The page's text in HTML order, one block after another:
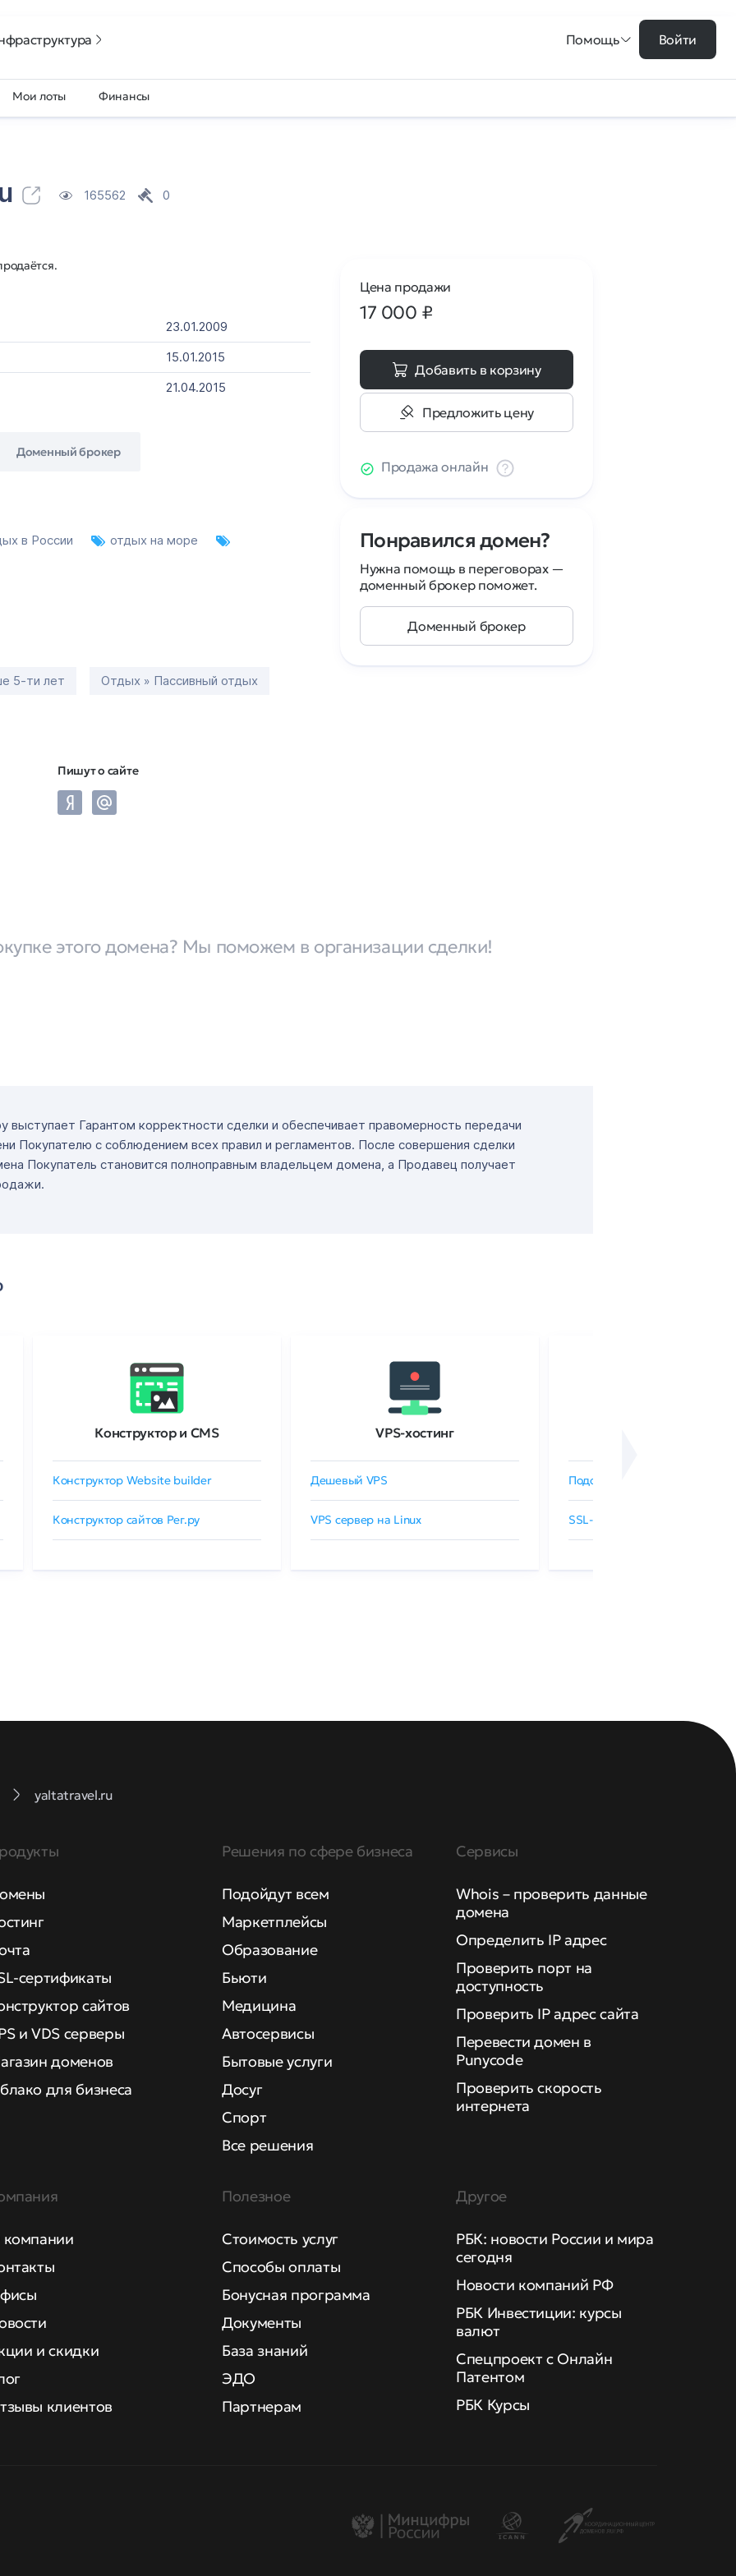
Помощь Войти
Мои лоты Финансы
165562 0
23.01.2009
15.01.2015
21.04.2015
Доменный брокер
в России
отдых на море
5-ти лет Отдых » Пассивный отдых
Пишут о сайте
Цена продажи
17 000 ₽
Добавить в корзину
Предложить цену
Продажа онлайн
Понравился домен?
Нужна помощь в переговорах —
доменный брокер поможет.
Доменный брокер
этого домена? Мы поможем в организации сделки!
выступает Гарантом корректности сделки и обеспечивает правомерность передачи
Покупателю с соблюдением всех правил и регламентов. После совершения сделки
Покупатель становится полноправным владельцем домена, а Продавец получает
Конструктор и CMS
Конструктор Website builder
Конструктор сайтов Рег.ру
VPS-хостинг
Дешевый VPS
VPS сервер на Linux
Подобрать SSL-сертификат
SSL-сертификаты GlobalSign
yaltatravel.ru
сертификаты
сайтов
и VDS серверы
доменов
для бизнеса
Решения по сфере бизнеса
Подойдут всем
Маркетплейсы
Образование
Бьюти
Медицина
Автосервисы
Бытовые услуги
Досуг
Спорт
Все решения
Сервисы
Whois – проверить данные
домена
Определить IP адрес
Проверить порт на
доступность
Проверить IP адрес сайта
Перевести домен в
Punycode
Проверить скорость
интернета
и скидки
клиентов
Полезное
Стоимость услуг
Способы оплаты
Бонусная программа
Документы
База знаний
ЭДО
Партнерам
Другое
РБК: новости России и мира
сегодня
Новости компаний РФ
РБК Инвестиции: курсы
валют
Спецпроект с Онлайн
Патентом
РБК Курсы